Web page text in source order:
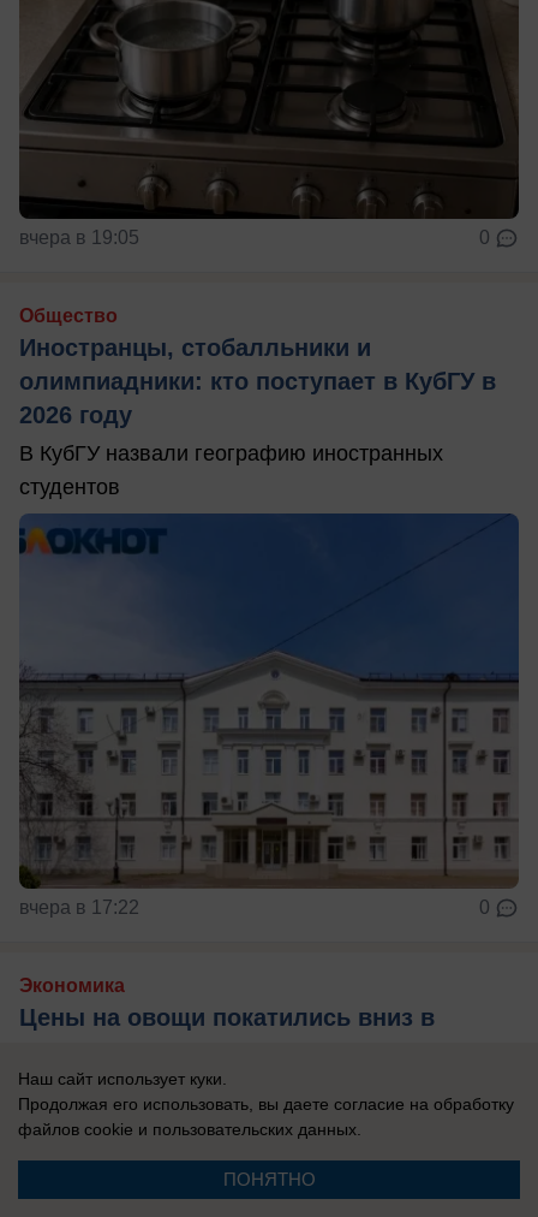
вчера в 19:05 0
Общество
Иностранцы, стобалльники и
олимпиадники: кто поступает в КубГУ в
2026 году
В КубГУ назвали географию иностранных
студентов
вчера в 17:22 0
Экономика
Цены на овощи покатились вниз в
Топ подешевевших овощей за неделю в
Краснодарском крае
Наш сайт использует куки.
Продолжая его использовать, вы даете согласие на обработку
файлов cookie и пользовательских данных.
ПОНЯТНО